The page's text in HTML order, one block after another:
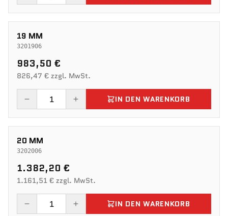
19 MM
3201906
983,50 €
826,47 € zzgl. MwSt.
IN DEN WARENKORB
20 MM
3202006
1.382,20 €
1.161,51 € zzgl. MwSt.
IN DEN WARENKORB